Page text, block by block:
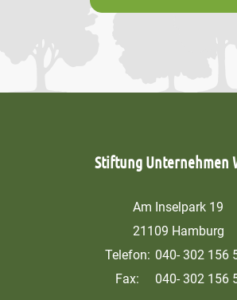
Stiftung Unternehmen
Am Inselpark 19
21109 Hamburg
Telefon: 040- 302 156
Fax:
040- 302 156